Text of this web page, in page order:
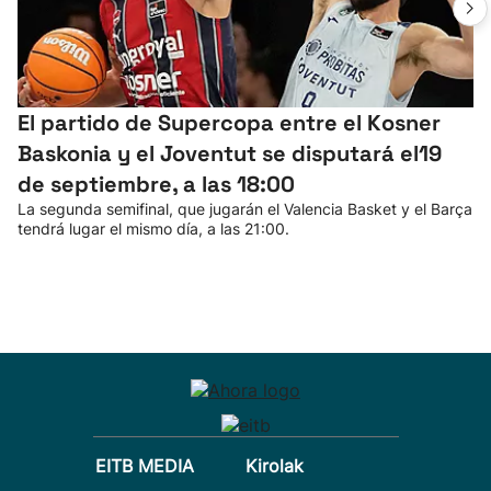
El partido de Supercopa entre el Kosner
Baskonia y el Joventut se disputará el19
de septiembre, a las 18:00
La segunda semifinal, que jugarán el Valencia Basket y el Barça
tendrá lugar el mismo día, a las 21:00.
EITB MEDIA
Kirolak